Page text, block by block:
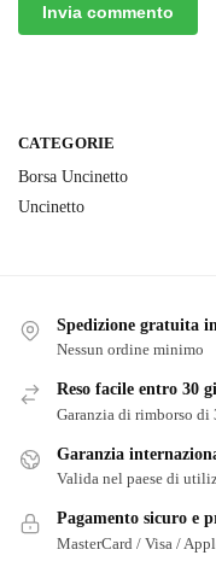
CATEGORIE
Borsa Uncinetto
Uncinetto
Spedizione gratuita
Nessun ordine minimo
Reso facile entro 30
Garanzia di rimborso di
Garanzia
Valida nel paese di
Pagamento sicuro e
MasterCard / Visa /